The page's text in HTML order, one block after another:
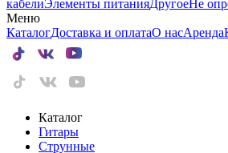
кабелиЭлементы питанияДругоеНе
Меню
КаталогДоставка и оплатаО насАренда
Каталог
Гитары
Струнные